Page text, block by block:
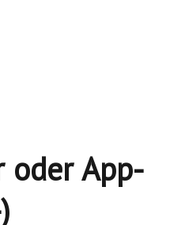
oder App-